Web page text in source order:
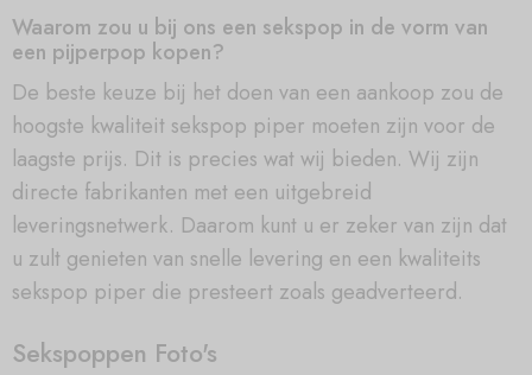
Waarom zou u bij ons een sekspop in de vorm van
een pijperpop kopen?
De beste keuze bij het doen van een aankoop zou de
hoogste kwaliteit sekspop piper moeten zijn voor de
laagste prijs. Dit is precies wat wij bieden. Wij zijn
directe fabrikanten met een uitgebreid
leveringsnetwerk. Daarom kunt u er zeker van zijn dat
u zult genieten van snelle levering en een kwaliteits
sekspop piper die presteert zoals geadverteerd.
Sekspoppen Foto's